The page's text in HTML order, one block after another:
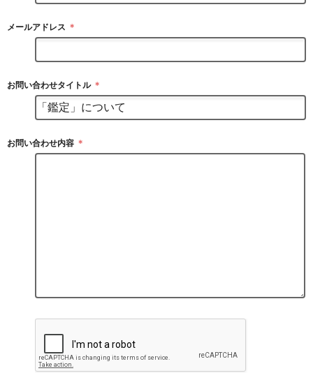
メールアドレス ＊
お問い合わせタイトル ＊
お問い合わせ内容 ＊